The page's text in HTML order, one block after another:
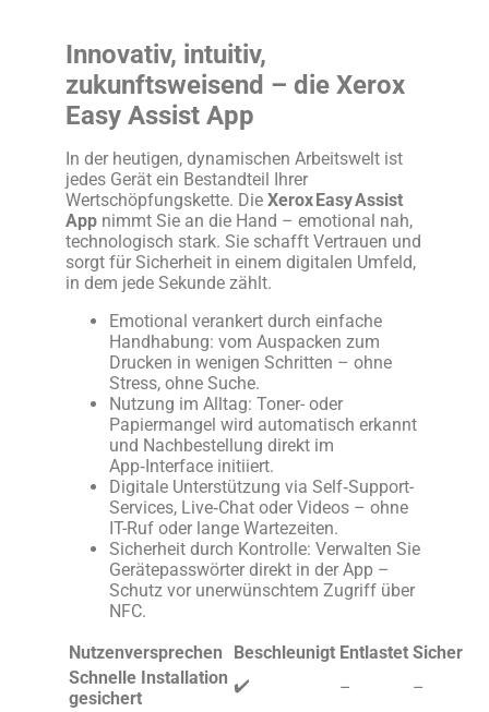
Innovativ, intuitiv,
zukunftsweisend – die Xerox
Easy Assist App
In der heutigen, dynamischen Arbeitswelt ist
jedes Gerät ein Bestandteil Ihrer
Wertschöpfungskette. Die Xerox Easy Assist
Appnimmt Sie an die Hand – emotional nah,
technologisch stark. Sie schafft Vertrauen und
sorgt für Sicherheit in einem digitalen Umfeld,
in dem jede Sekunde zählt.
Emotional verankert durch einfache
Handhabung: vom Auspacken zum
Drucken in wenigen Schritten – ohne
Stress, ohne Suche.
Nutzung im Alltag: Toner- oder
Papiermangel wird automatisch erkannt
und Nachbestellung direkt im
App‑Interface initiiert.
Digitale Unterstützung via Self‑Support-
Services, Live‑Chat oder Videos – ohne
IT-Ruf oder lange Wartezeiten.
Sicherheit durch Kontrolle: Verwalten Sie
Gerätepasswörter direkt in der App –
Schutz vor unerwünschtem Zugriff über
NFC.
Nutzenversprechen
Beschleunigt Entlastet Sicher
Schnelle Installation
gesichert
✔️ –
–